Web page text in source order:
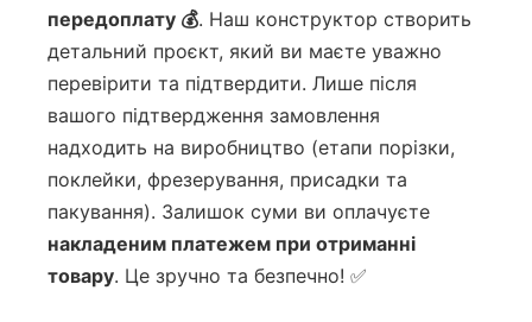
передоплату 💰. Наш конструктор створить
детальний проєкт, який ви маєте уважно
перевірити та підтвердити. Лише після
вашого підтвердження замовлення
надходить на виробництво (етапи порізки,
поклейки, фрезерування, присадки та
пакування). Залишок суми ви оплачуєте
накладеним платежем при отриманні
товару. Це зручно та безпечно! ✅